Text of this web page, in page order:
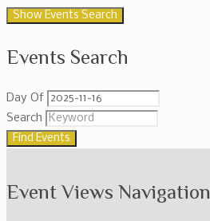
Show Events Search
Events Search
Day Of
Search
Event Views Navigation